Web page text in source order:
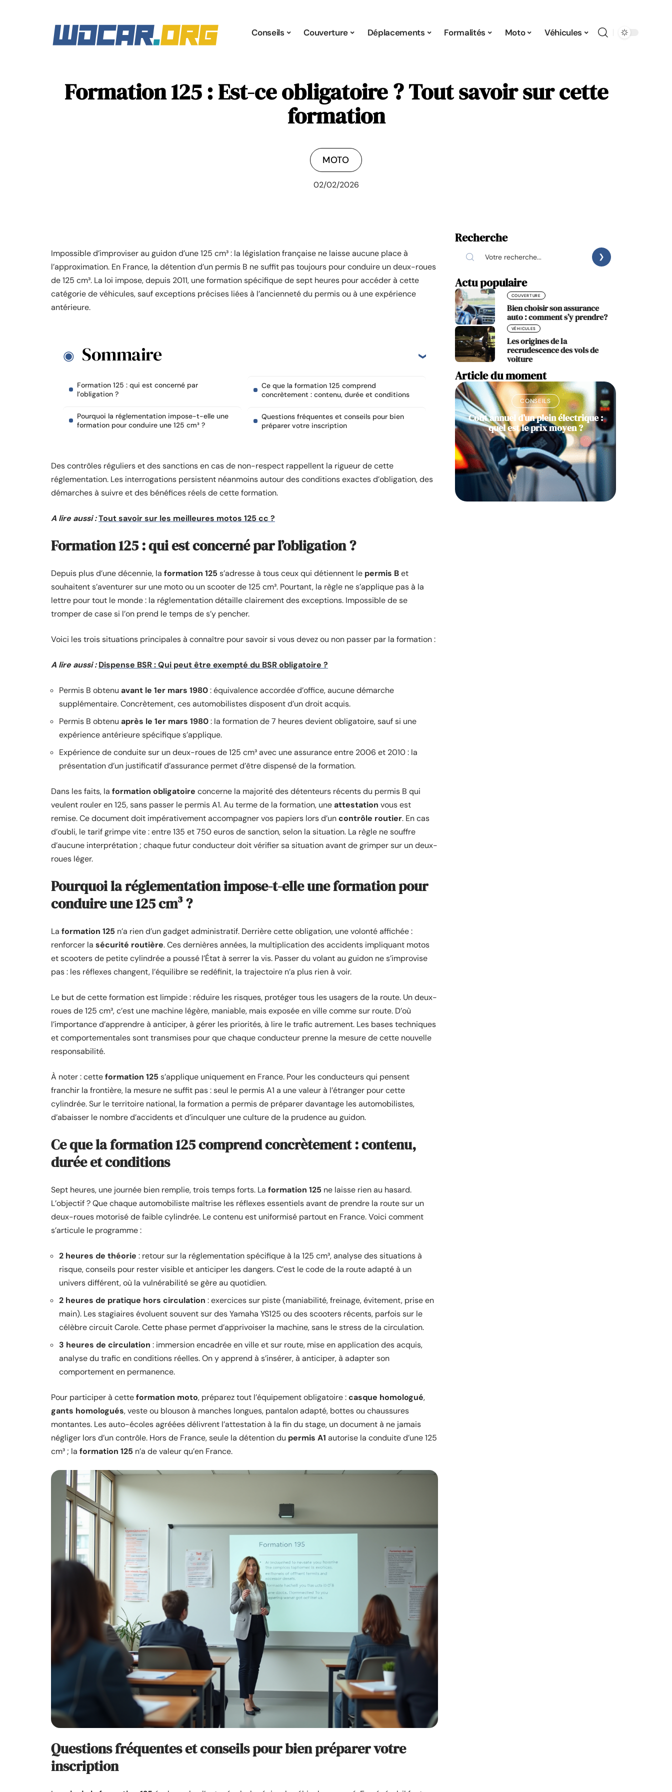
Conseils Couverture Déplacements Formalités Moto Véhicules
Formation 125 : Est-ce obligatoire ? Tout savoir sur cette
formation
MOTO
02/02/2026
Impossible d’improviser au guidon d’une 125 cm³ : la législation française ne laisse aucune place à
l’approximation. En France, la détention d’un permis B ne suffit pas toujours pour conduire un deux-roues
de 125 cm³. La loi impose, depuis 2011, une formation spécifique de sept heures pour accéder à cette
catégorie de véhicules, sauf exceptions précises liées à l’ancienneté du permis ou à une expérience
antérieure.
Sommaire
Formation 125 : qui est concerné par
l’obligation ?
Pourquoi la réglementation impose-t-elle une
formation pour conduire une 125 cm³ ?
Ce que la formation 125 comprend
concrètement : contenu, durée et conditions
Questions fréquentes et conseils pour bien
préparer votre inscription
Des contrôles réguliers et des sanctions en cas de non-respect rappellent la rigueur de cette
réglementation. Les interrogations persistent néanmoins autour des conditions exactes d’obligation, des
démarches à suivre et des bénéfices réels de cette formation.
A lire aussi :Tout savoir sur les meilleures motos 125 cc ?
Formation 125 : qui est concerné par l’obligation ?
Depuis plus d’une décennie, la formation 125 s’adresse à tous ceux qui détiennent le permis Bet
souhaitent s’aventurer sur une moto ou un scooter de 125 cm³. Pourtant, la règle ne s’applique pas à la
lettre pour tout le monde : la réglementation détaille clairement des exceptions. Impossible de se
tromper de case si l’on prend le temps de s’y pencher.
Voici les trois situations principales à connaître pour savoir si vous devez ou non passer par la formation :
A lire aussi : Dispense BSR : Qui peut être exempté du BSR obligatoire ?
Permis B obtenu avant le 1er mars 1980: équivalence accordée d’office, aucune démarche
supplémentaire. Concrètement, ces automobilistes disposent d’un droit acquis.
Permis B obtenu après le 1er mars 1980: la formation de 7 heures devient obligatoire, sauf si une
expérience antérieure spécifique s’applique.
Expérience de conduite sur un deux-roues de 125 cm³ avec une assurance entre 2006 et 2010 : la
présentation d’un justificatif d’assurance permet d’être dispensé de la formation.
Dans les faits, la formation obligatoire concerne la majorité des détenteurs récents du permis B qui
veulent rouler en 125, sans passer le permis A1. Au terme de la formation, uneattestation vous est
remise. Ce document doit impérativement accompagner vos papiers lors d’uncontrôle routier. En cas
d’oubli, le tarif grimpe vite : entre 135 et 750 euros de sanction, selon la situation. La règle ne souffre
d’aucune interprétation ; chaque futur conducteur doit vérifier sa situation avant de grimper sur un deux-
roues léger.
Pourquoi la réglementation impose-t-elle une formation pour
conduire une 125 cm³ ?
La formation 125 n’a rien d’un gadget administratif. Derrière cette obligation, une volonté affichée :
renforcer la sécurité routière. Ces dernières années, la multiplication des accidents impliquant motos
et scooters de petite cylindrée a poussé l’État à serrer la vis. Passer du volant au guidon ne s’improvise
pas : les réflexes changent, l’équilibre se redéfinit, la trajectoire n’a plus rien à voir.
Le but de cette formation est limpide : réduire les risques, protéger tous les usagers de la route. Un deux-
roues de 125 cm³, c’est une machine légère, maniable, mais exposée en ville comme sur route. D’où
l’importance d’apprendre à anticiper, à gérer les priorités, à lire le trafic autrement. Les bases techniques
et comportementales sont transmises pour que chaque conducteur prenne la mesure de cette nouvelle
responsabilité.
À noter : cetteformation 125 s’applique uniquement en France. Pour les conducteurs qui pensent
franchir la frontière, la mesure ne suffit pas : seul le permis A1 a une valeur à l’étranger pour cette
cylindrée. Sur le territoire national, la formation a permis de préparer davantage les automobilistes,
d’abaisser le nombre d’accidents et d’inculquer une culture de la prudence au guidon.
Ce que la formation 125 comprend concrètement : contenu,
durée et conditions
Sept heures, une journée bien remplie, trois temps forts. La formation 125 ne laisse rien au hasard.
L’objectif ? Que chaque automobiliste maîtrise les réflexes essentiels avant de prendre la route sur un
deux-roues motorisé de faible cylindrée. Le contenu est uniformisé partout en France. Voici comment
s’articule le programme :
2 heures de théorie : retour sur la réglementation spécifique à la 125 cm³, analyse des situations à
risque, conseils pour rester visible et anticiper les dangers. C’est le code de la route adapté à un
univers différent, où la vulnérabilité se gère au quotidien.
2 heures de pratique hors circulation : exercices sur piste (maniabilité, freinage, évitement, prise en
main). Les stagiaires évoluent souvent sur des Yamaha YS125 ou des scooters récents, parfois sur le
célèbre circuit Carole. Cette phase permet d’apprivoiser la machine, sans le stress de la circulation.
3 heures de circulation : immersion encadrée en ville et sur route, mise en application des acquis,
analyse du trafic en conditions réelles. On y apprend à s’insérer, à anticiper, à adapter son
comportement en permanence.
Pour participer à cetteformation moto, préparez tout l’équipement obligatoire :casque homologué,
gants homologués, veste ou blouson à manches longues, pantalon adapté, bottes ou chaussures
montantes. Les auto-écoles agréées délivrent l’attestation à la fin du stage, un document à ne jamais
négliger lors d’un contrôle. Hors de France, seule la détention du permis A1 autorise la conduite d’une 125
cm³ ; la formation 125 n’a de valeur qu’en France.
Questions fréquentes et conseils pour bien préparer votre
inscription
Recherche
Actu populaire
COUVERTURE
Bien choisir son assurance
auto : comment s’y prendre?
VÉHICULES
Les origines de la
recrudescence des vols de
voiture
Article du moment
CONSEILS
Coût annuel d’un plein électrique :
quel est le prix moyen ?